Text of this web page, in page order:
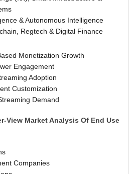
& Autonomous Intelligence
Regtech & Digital Finance
Monetization Growth
Engagement
Adoption
Customization
Demand
View Market Analysis Of End Use
Companies